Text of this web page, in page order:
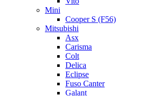
Mini
Cooper S (F56)
Mitsubishi
Asx
Carisma
Colt
Delica
Eclipse
Fuso Canter
Galant